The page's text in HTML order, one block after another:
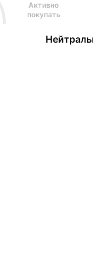
Активно
покупать